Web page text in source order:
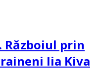
prin
Iia Kiva